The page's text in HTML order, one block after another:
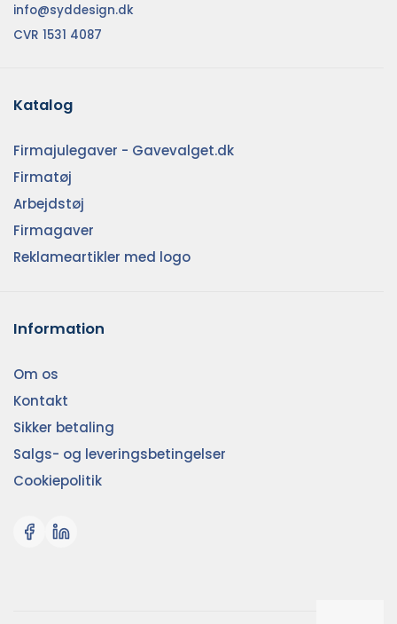
info@syddesign.dk
CVR 1531 4087
Katalog
Firmajulegaver - Gavevalget.dk
Firmatøj
Arbejdstøj
Firmagaver
Reklameartikler med logo
Information
Om os
Kontakt
Sikker betaling
Salgs- og leveringsbetingelser
Cookiepolitik